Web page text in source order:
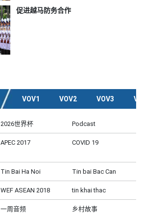
促进越马防务合作
VOV1 VOV2 VOV3
2026世界杯 Podcast
APEC 2017 COVID 19
Tin Bai Ha Noi Tin bai Bac Can
WEF ASEAN 2018 tin khai thac
一周音频 乡村故事